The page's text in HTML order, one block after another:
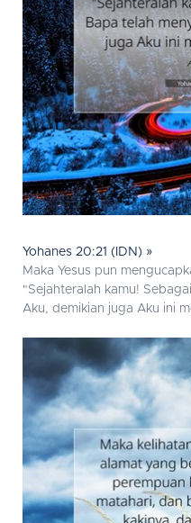
Yohanes 20:21 (IDN) »
Maka Yesus pun
"Sejahteralah kamu!
Aku, demikian juga Aku ini